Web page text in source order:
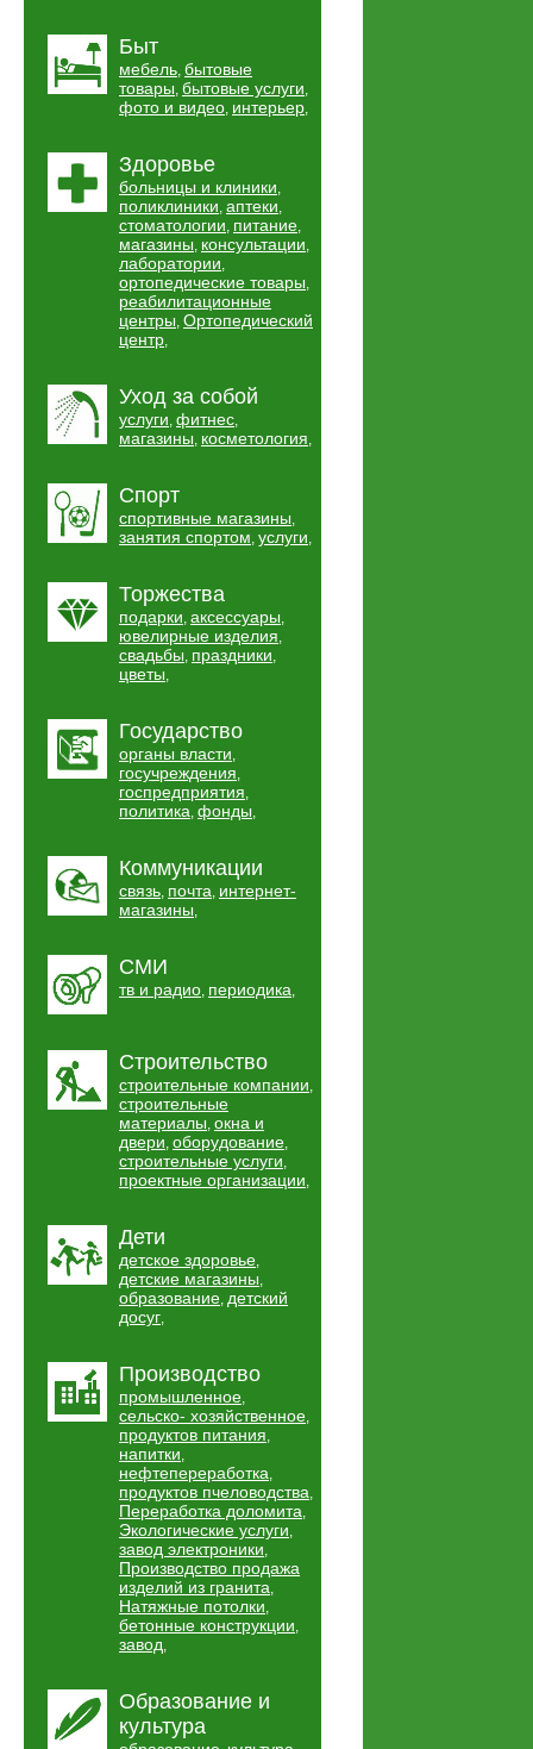
Быт
мебель, бытовые
товары, бытовые услуги,
фото и видео, интерьер,
Здоровье
больницы и клиники,
поликлиники, аптеки,
стоматологии, питание,
магазины, консультации,
лаборатории,
ортопедические товары,
реабилитационные
центры, Ортопедический
центр,
Уход за собой
услуги, фитнес,
магазины, косметология,
Спорт
спортивные магазины,
занятия спортом, услуги,
Торжества
подарки, аксессуары,
ювелирные изделия,
свадьбы, праздники,
цветы,
Государство
органы власти,
госучреждения,
госпредприятия,
политика, фонды,
Коммуникации
связь, почта, интернет-
магазины,
СМИ
тв и радио, периодика,
Строительство
строительные компании,
строительные
материалы, окна и
двери, оборудование,
строительные услуги,
проектные организации,
Дети
детское здоровье,
детские магазины,
образование, детский
досуг,
Производство
промышленное,
сельско- хозяйственное,
продуктов питания,
напитки,
нефтепереработка,
продуктов пчеловодства,
Переработка доломита,
Экологические услуги,
завод электроники,
Производство продажа
изделий из гранита,
Натяжные потолки,
бетонные конструкции,
завод,
Образование и
культура